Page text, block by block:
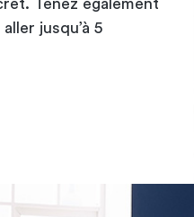
Tenez également
jusqu’à 5